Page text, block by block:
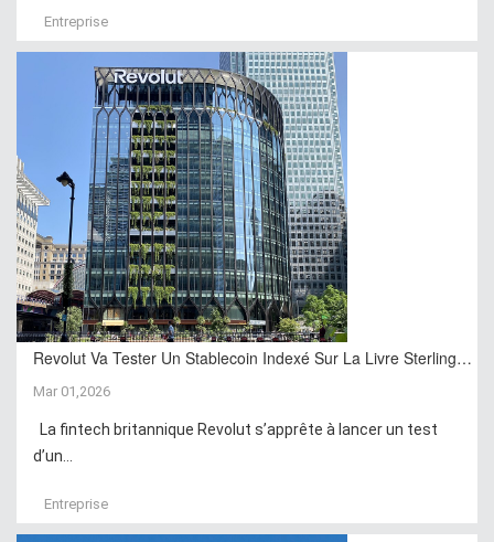
Entreprise
Revolut Va Tester Un Stablecoin Indexé Sur La Livre Sterling…
Mar 01,2026
La fintech britannique Revolut s’apprête à lancer un test
d’un...
Entreprise